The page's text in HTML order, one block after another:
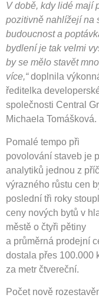
V době, kdy lidé mají
pozitivně nahlížejí na
budoucnost a
bydlení je tak velmi
by se mělo stavět
více,“doplnila
ředitelka
společnosti Central
Michaela Tomášková.
Pomalé tempo při
povolování staveb je
analytiků jednou z
výrazného růstu cen
poslední tři roky
ceny nových bytů v
městě o čtyři pětiny
a průměrná prodejní
dostala přes 100.000
za metr čtvereční.
Počet nově